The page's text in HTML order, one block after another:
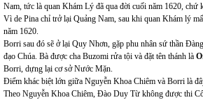
Nam, tức là quan Khám Lý đã qua đời cuối năm 1620, chứ
Vì de Pina chỉ trở lại Quảng Nam, sau khi quan Khám lý
năm 1620.
Borri sau đó sẽ ở lại Quy Nhơn, gặp phu nhân sứ thần
đạo Chúa. Bà được cha Buzomi rửa tội và đặt tên thánh là
Borri, dựng lại cơ sở Nước Mặn.
Điểm khác biệt lớn giữa Nguyễn Khoa Chiêm và Borri là
Theo Nguyễn Khoa Chiêm, Đào Duy Từ không được thi